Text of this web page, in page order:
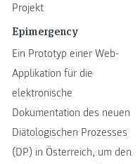
Projekt
Epimergency
Ein Prototyp einer Web-
Applikation für die
elektronische
Dokumentation des neuen
Diätologischen Prozesses
(DP) in Österreich, um den